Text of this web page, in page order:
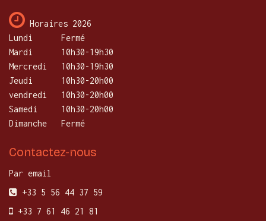
Horaires 2026
Lundi
​Fermé
Mardi
10h30-19h30
Mercredi
​10h30-19h30
Jeudi
10h30-20h00
vendredi
10h30-20h00
Samedi
10h30-20h00
Dimanche
Fermé
Contactez-nous
Par email
+33 5 56 44 37 59
+33 7 61 46 21 81